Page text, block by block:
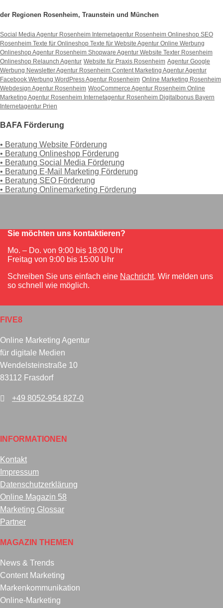
der Regionen Rosenheim, Traunstein und München
Social Media Agentur Rosenheim Internetagentur Rosenheim Onlineshop SEO
Rosenheim Texte für Onlineshop Texte für Website Agentur Online Werbung
Onlineshop Agentur Rosenheim Shopware Agentur Website Texter Rosenheim
Onlineshop Relaunch Agentur Website für Praxis Rosenheim Agentur Google
Werbung Newsletter Agentur Rosenheim Content Marketing AgenturAgentur
Facebook Werbung WordPress Agentur Rosenheim Online Marketing Rosenheim
Webdesign Agentur Rosenheim WooCommerce Agentur Rosenheim Online
Marketing Agentur Rosenheim Internetagentur Rosenheim Digitalbonus Bayern
Internetagentur Prien
BAFA Förderung
• Beratung Website Förderung
• Beratung Onlineshop Förderung
• Beratung Social Media Förderung
• Beratung E-Mail Marketing Förderung
• Beratung SEO Förderung
• Beratung Onlinemarketing Förderung
Sie möchten uns kontaktieren?
Mo. – Do. von 9:00 bis 18:00 Uhr
Freitag von 9:00 bis 15:00 Uhr
Schreiben Sie uns einfach eine Nachricht. Wir melden uns
so schnell wie möglich.
FIVE8
Online Marketing Agentur
für digitale Medien
Wendelsteinstraße 10
83112 Frasdorf
+49 8052-954 827-0
INFORMATIONEN
Kontakt
Impressum
Datenschutzerklärung
Online Magazin 58
Marketing Glossar
Partner
MAGAZIN THEMEN
News & Trends
Content Marketing
Markenkommunikation
Online-Marketing